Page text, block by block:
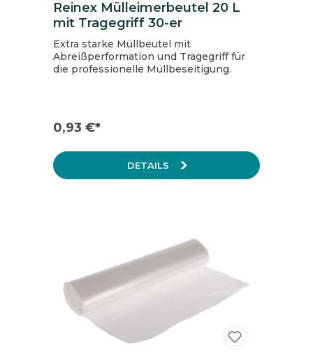
Reinex Mülleimerbeutel 20 L
mit Tragegriff 30-er
Extra starke Müllbeutel mit
Abreißperformation und Tragegriff für
die professionelle Müllbeseitigung.
0,93 €*
DETAILS